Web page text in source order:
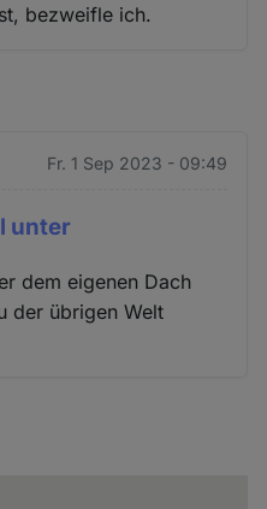
bezweifle ich.
Fr. 1 Sep 2023 - 09:49
unter
dem eigenen Dach
der übrigen Welt